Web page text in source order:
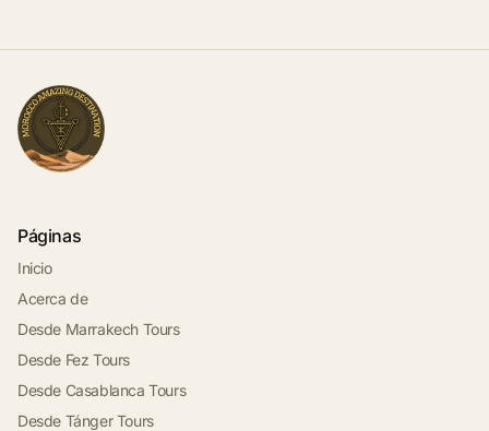
Páginas
Inicio
Acerca de
Desde Marrakech Tours
Desde Fez Tours
Desde Casablanca Tours
Desde Tánger Tours